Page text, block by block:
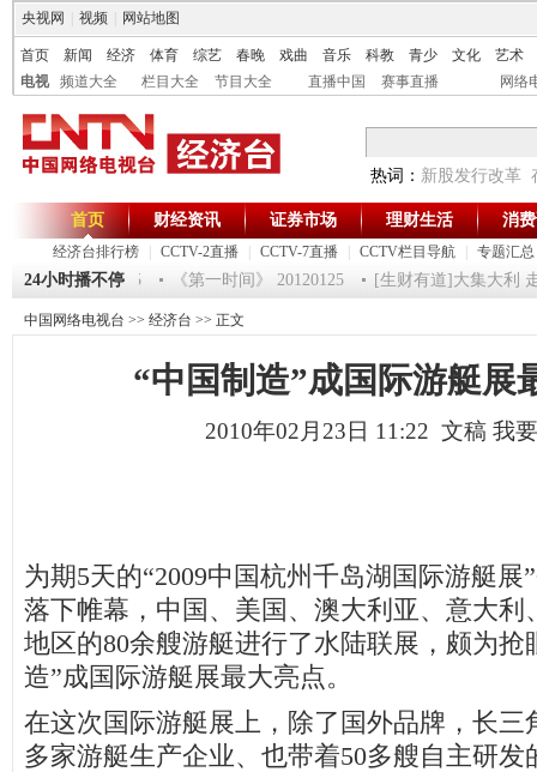
央视网 视频 网站地图
首页 新闻 经济 体育 综艺 春晚 戏曲 音乐 科教 青少 文化
艺术
电视
频道大全 栏目大全 节目大全 直播中国 赛事直播 网络
热词： 新股发行改革
首页
经济台排行榜 CCTV-2直播 CCTV-7直播 CCTV栏目导航 专题汇总
财经资讯 证券市场 理财生活 消
24小时播不停
超级魔术师 5 《第一时间》 20120125 [生财有道]大集大利 走
中国网络电视台 >> 经济台 >> 正文
“中国制造”成国际游艇展
2010年02月23日 11:22 文稿 我
为期5天的“2009中国杭州千岛湖国际游艇展
落下帷幕，中国、美国、澳大利亚、意大利
地区的80余艘游艇进行了水陆联展，颇为抢
造”成国际游艇展最大亮点。
在这次国际游艇展上，除了国外品牌，长三
多家游艇生产企业、也带着50多艘自主研发